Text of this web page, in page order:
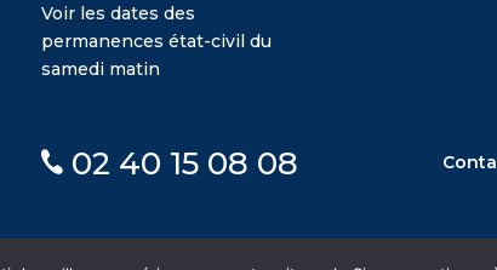
Voir les dates des
permanences état-civil du
samedi matin
02 40 15 08 08